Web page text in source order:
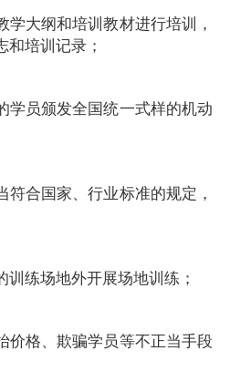
学大纲和培训教材进行培训，
和培训记录；
学员颁发全国统一式样的机动
符合国家、行业标准的规定，
训练场地外开展场地训练；
价格、欺骗学员等不正当手段